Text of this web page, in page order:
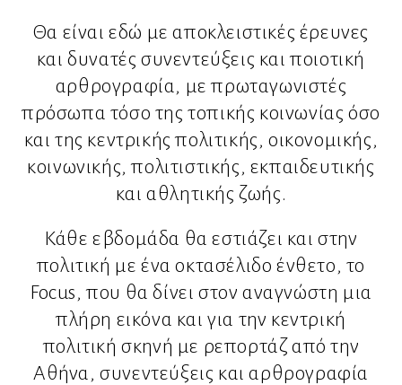
Θα είναι εδώ με αποκλειστικές έρευνες
και δυνατές συνεντεύξεις και ποιοτική
αρθρογραφία, με πρωταγωνιστές
πρόσωπα τόσο της τοπικής κοινωνίας όσο
και της κεντρικής πολιτικής, οικονομικής,
κοινωνικής, πολιτιστικής, εκπαιδευτικής
και αθλητικής ζωής.
Κάθε εβδομάδα θα εστιάζει και στην
πολιτική με ένα οκτασέλιδο ένθετο, το
Focus, που θα δίνει στον αναγνώστη μια
πλήρη εικόνα και για την κεντρική
πολιτική σκηνή με ρεπορτάζ από την
Αθήνα, συνεντεύξεις και αρθρογραφία